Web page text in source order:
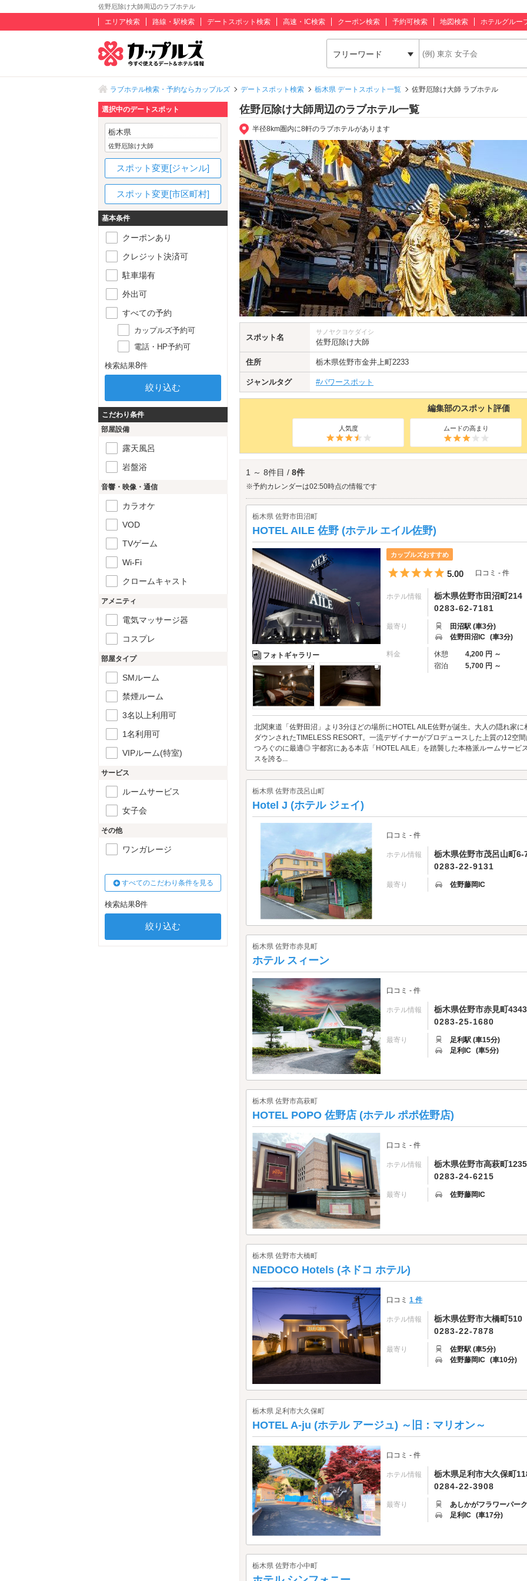
佐野厄除け大師周辺のラブホテル
エリア検索 路線・駅検索 デートスポット検索 高速・IC検索 クーポン検索 予約可検索 地図検索 ホテルグルー
フリーワード
ラブホテル検索・予約ならカップルズ デートスポット検索 栃木県 デートスポット一覧 佐野厄除け大師 ラブホテル
佐野厄除け大師周辺のラブホテル一覧
半径8km圏内に8軒のラブホテルがあります
スポット名
サノヤクヨケダイシ
佐野厄除け大師
住所 栃木県佐野市金井上町2233
ジャンルタグ #パワースポット
編集部のスポット評価
人気度 ムードの高まり
1 ～ 8件目 / 8件
※予約カレンダーは02:50時点の情報です
栃木県 佐野市田沼町
HOTEL AILE 佐野 (ホテル エイル佐野)
フォトギャラリー
カップルズおすすめ
5つ星のうち5
5.00 口コミ - 件
ホテル情報
栃木県佐野市田沼町214
0283-62-7181
最寄り
田沼駅 (車3分)
佐野田沼IC (車3分)
料金 休憩
4,200 円 ～
宿泊
5,700 円 ～
北関東道「佐野田沼」より3分ほどの場所にHOTEL AILE佐野が誕生。大人の隠れ家
ダウンされたTIMELESS RESORT。一流デザイナーがプロデュースした上質の12空
つろぐのに最適◎ 宇都宮にある本店「HOTEL AILE」を踏襲した本格派ルームサービ
スを誇る...
栃木県 佐野市茂呂山町
Hotel J (ホテル ジェイ)
口コミ - 件
ホテル情報
栃木県佐野市茂呂山町6-
0283-22-9131
最寄り 佐野藤岡IC
栃木県 佐野市赤見町
ホテル スィーン
口コミ - 件
ホテル情報
栃木県佐野市赤見町4343
0283-25-1680
最寄り
足利駅 (車15分)
足利IC (車5分)
栃木県 佐野市高萩町
HOTEL POPO 佐野店 (ホテル ポポ佐野店)
口コミ - 件
ホテル情報
栃木県佐野市高萩町
0283-24-6215
最寄り 佐野藤岡IC
栃木県 佐野市大橋町
NEDOCO Hotels (ネドコ ホテル)
口コミ 1 件
ホテル情報
栃木県佐野市大橋町510
0283-22-7878
最寄り
佐野駅 (車5分)
佐野藤岡IC (車10分)
栃木県 足利市大久保町
HOTEL A-ju (ホテル アージュ) ～旧：マリオン～
口コミ - 件
ホテル情報
栃木県足利市大久保町
0284-22-3908
最寄り
あしかがフラワーパー
足利IC (車17分)
栃木県 佐野市小中町
選択中のデートスポット
栃木県
佐野厄除け大師
スポット変更[ジャンル]
スポット変更[市区町村]
基本条件
クーポンあり
クレジット決済可
駐車場有
外出可
すべての予約
カップルズ予約可
電話・HP予約可
検索結果8件
こだわり条件
部屋設備
露天風呂
岩盤浴
音響・映像・通信
カラオケ
VOD
TVゲーム
Wi-Fi
クロームキャスト
アメニティ
電気マッサージ器
コスプレ
部屋タイプ
SMルーム
禁煙ルーム
3名以上利用可
1名利用可
VIPルーム(特室)
サービス
ルームサービス
女子会
その他
ワンガレージ
すべてのこだわり条件を見る
検索結果8件